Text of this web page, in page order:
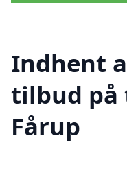
Indhent
tilbud på
Fårup